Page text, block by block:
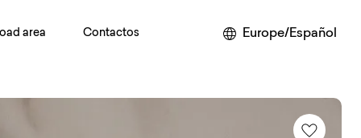
area Contactos Europe/Español